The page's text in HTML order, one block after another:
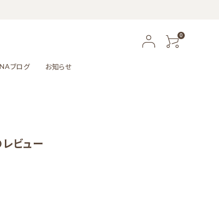
0
ブログ お知らせ
ビュー